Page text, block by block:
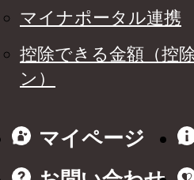
マイナポータル連携
控除できる金額（控
ン）
マイページ